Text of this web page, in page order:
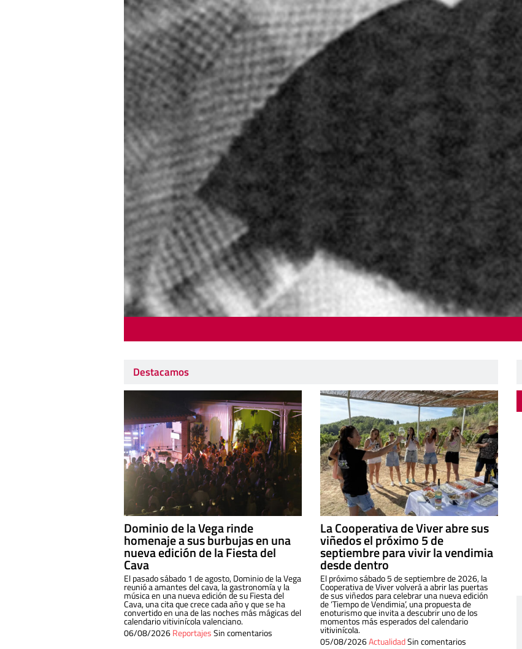
Destacamos
Dominio de la Vega rinde
homenaje a sus burbujas en una
nueva edición de la Fiesta del
Cava
El pasado sábado 1 de agosto, Dominio de la Vega
reunió a amantes del cava, la gastronomía y la
música en una nueva edición de su Fiesta del
Cava, una cita que crece cada año y que se ha
convertido en una de las noches más mágicas del
calendario vitivinícola valenciano.
06/08/2026ReportajesSin comentarios
La Cooperativa de Viver abre sus
viñedos el próximo 5 de
septiembre para vivir la vendimia
desde dentro
El próximo sábado 5 de septiembre de 2026, la
Cooperativa de Viver volverá a abrir las puertas
de sus viñedos para celebrar una nueva edición
de ‘Tiempo de Vendimia’, una propuesta de
enoturismo que invita a descubrir uno de los
momentos más esperados del calendario
vitivinícola.
05/08/2026ActualidadSin comentarios